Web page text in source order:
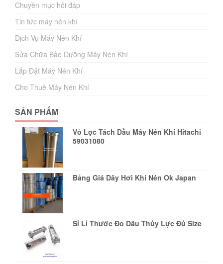
Chuyên mục hỏi đáp
Tin tức máy nén khí
Dịch Vụ Máy Nén Khí
Sửa Chữa Bảo Dưỡng Máy Nén Khí
Lắp Đặt Máy Nén Khí
Cho Thuê Máy Nén Khí
SẢN PHẨM
Vỏ Lọc Tách Dầu Máy Nén Khí Hitachi
59031080
Bảng Giá Dây Hơi Khí Nén Ok Japan
Sỉ Lỉ Thước Đo Dầu Thủy Lực Đủ Size